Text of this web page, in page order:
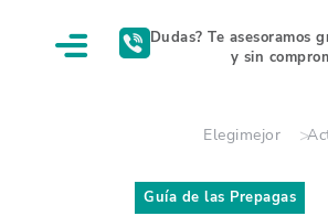
Elegimejor
Guía de las Prepagas
Dudas? Te asesoramos
y sin